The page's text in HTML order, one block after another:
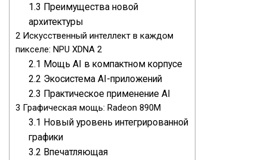
1.3 Преимущества новой
архитектуры
2 Искусственный интеллект в каждом
пикселе: NPU XDNA 2
2.1 Мощь AI в компактном корпусе
2.2 Экосистема AI-приложений
2.3 Практическое применение AI
3 Графическая мощь: Radeon 890M
3.1 Новый уровень интегрированной
графики
3.2 Впечатляющая